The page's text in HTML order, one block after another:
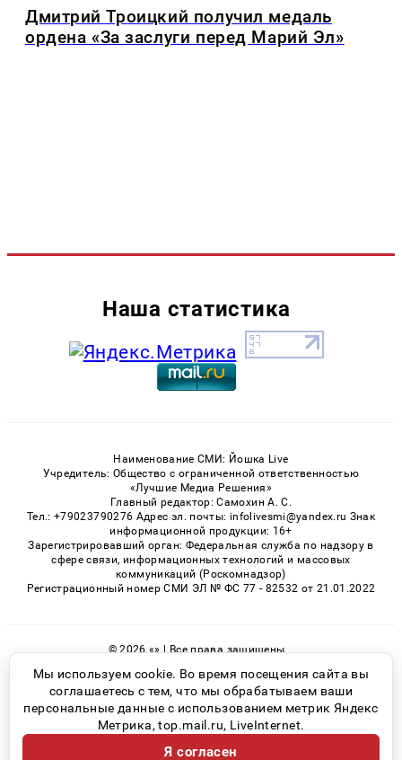
Дмитрий Троицкий получил медаль
ордена «За заслуги перед Марий Эл»
Наша статистика
Наименование СМИ: Йошка Live
Учредитель: Общество с ограниченной ответственностью
«Лучшие Медиа Решения»
Главный редактор: Самохин А. С.
Тел.: +79023790276 Адрес эл. почты: infolivesmi@yandex.ru Знак
информационной продукции: 16+
Зарегистрировавший орган: Федеральная служба по надзору в
сфере связи, информационных технологий и массовых
коммуникаций (Роскомнадзор)
Регистрационный номер СМИ ЭЛ № ФС 77 - 82532 от 21.01.2022
© 2026 «» | Все права защищены
Возрастная категория сайта 16+
Политика конфиденциальности
Мы используем cookie. Во время посещения сайта вы
соглашаетесь с тем, что мы обрабатываем ваши
персональные данные с использованием метрик Яндекс
Метрика, top.mail.ru, LiveInternet.
Я согласен